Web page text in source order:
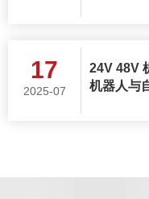
17
2025-07
24V 48V
机器人与